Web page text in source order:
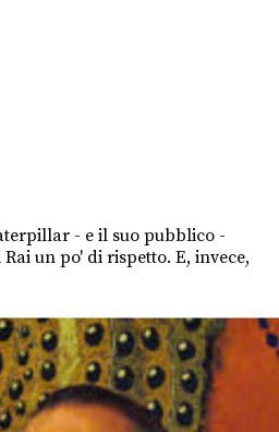
- e il suo pubblico -
un po' di rispetto. E, invece,